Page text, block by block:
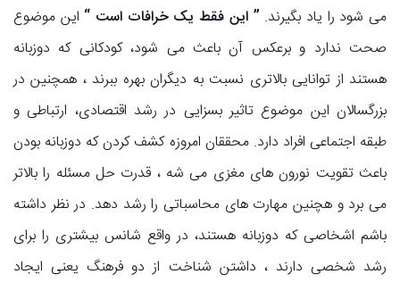
می شود را یاد بگیرند. ” این فقط یک خرافات است “ این موضوع
صحت ندارد و برعکس آن باعث می شود، کودکانی که دوزبانه
هستند از توانایی بالاتری نسبت به دیگران بهره ببرند ، همچنین در
بزرگسالان این موضوع تاثیر بسزایی در رشد اقتصادی، ارتباطی و
طبقه اجتماعی افراد دارد. محققان امروزه کشف کردن که دوزبانه بودن
باعث تقویت نورون های مغزی می شه ، قدرت حل مسئله را بالاتر
می برد و هچنین مهارت های محاسباتی را رشد دهد. در نظر داشته
باشم اشخاصی که دوزبانه هستند، در واقع شانس بیشتری را برای
رشد شخصی دارند ، داشتن شناخت از دو فرهنگ یعنی ایجاد